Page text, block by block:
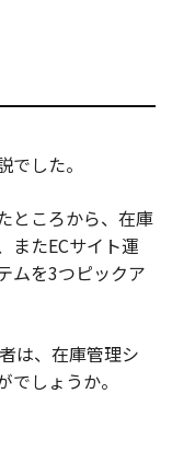
した。
ところから、在庫
またECサイト運
ムを3つピックア
は、在庫管理シ
しょうか。